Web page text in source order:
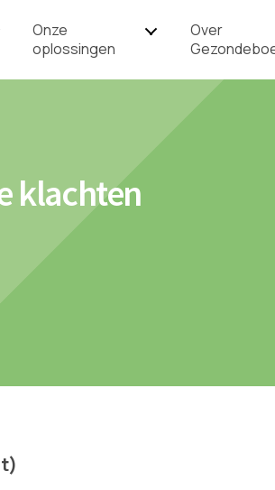
Onze
oplossingen
Over
klachten